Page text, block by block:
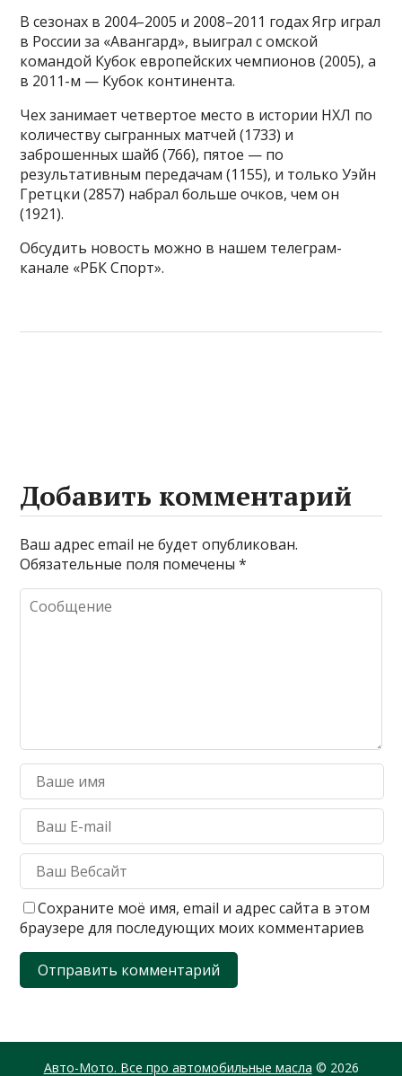
В сезонах в 2004–2005 и 2008–2011 годах Ягр играл
в России за «Авангард», выиграл с омской
командой Кубок европейских чемпионов (2005), а
в 2011-м — Кубок континента.
Чех занимает четвертое место в истории НХЛ по
количеству сыгранных матчей (1733) и
заброшенных шайб (766), пятое — по
результативным передачам (1155), и только Уэйн
Гретцки (2857) набрал больше очков, чем он
(1921).
Обсудить новость можно в нашем телеграм-
канале «РБК Спорт».
Добавить комментарий
Ваш адрес email не будет опубликован.
Обязательные поля помечены*
Сохраните моё имя, email и адрес сайта в этом
браузере для последующих моих комментариев
Авто-Мото. Все про автомобильные масла © 2026